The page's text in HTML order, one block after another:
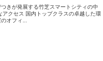
きが発展する竹芝スマートシティの中
クセス 国内トップクラスの卓越した環
オフィ...